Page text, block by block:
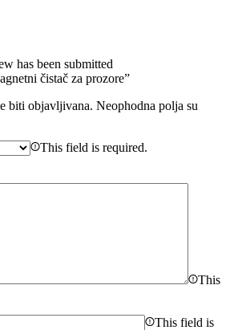
has been submitted
čistač za prozore”
biti objavljivana. Neophodna polja su
This field is required.
This
This field is